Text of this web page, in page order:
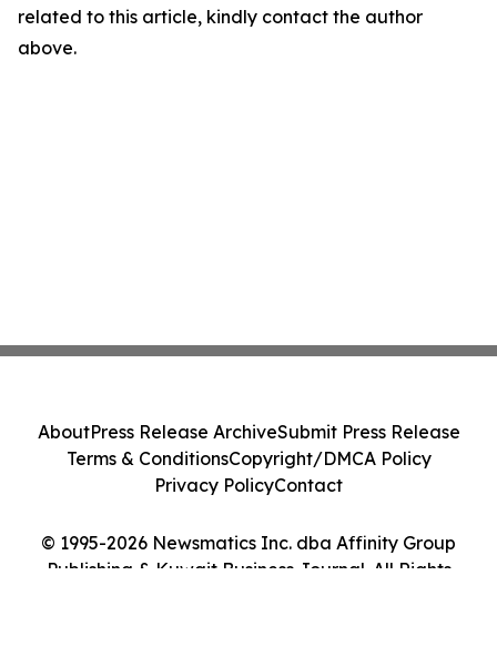
related to this article, kindly contact the author
above.
© 1995-2026 Newsmatics Inc. dba Affinity Group
Publishing & Kuwait Business Journal. All Rights
AboutPress Release ArchiveSubmit Press Release
Terms & ConditionsCopyright/DMCA Policy
Privacy PolicyContact